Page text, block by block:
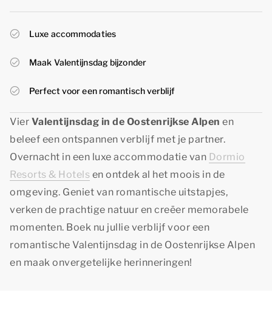
Luxe accommodaties
Maak Valentijnsdag bijzonder
Perfect voor een romantisch verblijf
Vier Valentijnsdag in de Oostenrijkse Alpen en
beleef een ontspannen verblijf met je partner.
Overnacht in een luxe accommodatie van Dormio
Resorts & Hotels en ontdek al het moois in de
omgeving. Geniet van romantische uitstapjes,
verken de prachtige natuur en creëer memorabele
momenten. Boek nu jullie verblijf voor een
romantische Valentijnsdag in de Oostenrijkse Alpen
en maak onvergetelijke herinneringen!